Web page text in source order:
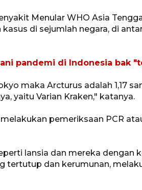
Menular WHO Asia
di sejumlah negara, di
pandemi di Indonesia bak
maka Arcturus adalah 1,17
yaitu Varian Kraken," katanya.
pemeriksaan PCR
lansia dan mereka dengan
tertutup dan kerumunan,
Unjuk rasa
Pasar Higienis
5 Mei 2026 05:32